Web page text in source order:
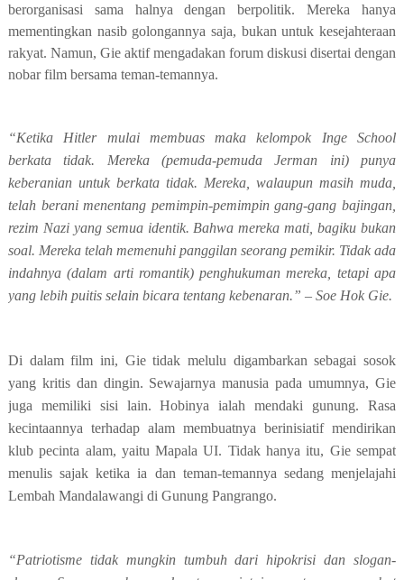
berorganisasi sama halnya dengan berpolitik. Mereka hanya
mementingkan nasib golongannya saja, bukan untuk kesejahteraan
rakyat. Namun, Gie aktif mengadakan forum diskusi disertai dengan
nobar film bersama teman-temannya.
“Ketika Hitler mulai membuas maka kelompok Inge School
berkata tidak. Mereka (pemuda-pemuda Jerman ini) punya
keberanian untuk berkata tidak. Mereka, walaupun masih muda,
telah berani menentang pemimpin-pemimpin gang-gang bajingan,
rezim Nazi yang semua identik. Bahwa mereka mati, bagiku bukan
soal. Mereka telah memenuhi panggilan seorang pemikir. Tidak ada
indahnya (dalam arti romantik) penghukuman mereka, tetapi apa
yang lebih puitis selain bicara tentang kebenaran.” – Soe Hok Gie.
Di dalam film ini, Gie tidak melulu digambarkan sebagai sosok
yang kritis dan dingin. Sewajarnya manusia pada umumnya, Gie
juga memiliki sisi lain. Hobinya ialah mendaki gunung. Rasa
kecintaannya terhadap alam membuatnya berinisiatif mendirikan
klub pecinta alam, yaitu Mapala UI. Tidak hanya itu, Gie sempat
menulis sajak ketika ia dan teman-temannya sedang menjelajahi
Lembah Mandalawangi di Gunung Pangrango.
“Patriotisme tidak mungkin tumbuh dari hipokrisi dan slogan-